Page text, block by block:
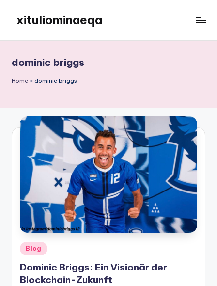
content
xituliominaeqa
dominic briggs
Home » dominic briggs
Posted
in
Blog
Dominic Briggs: Ein Visionär der
Blockchain-Zukunft